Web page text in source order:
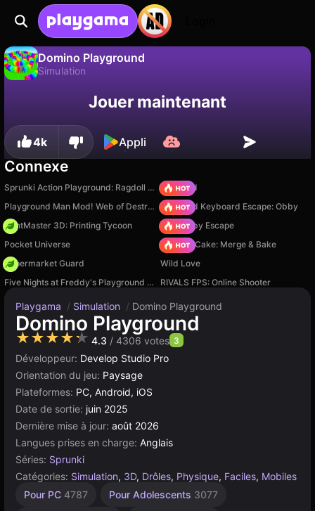
Domino Playground
Simulation
progression !
Non Enregistrer
Jouer maintenant
4k Appli
Connexe
Sprunki Action Playground: Ragdoll Sandbox TB World
Playground Man Mod! Web of Destruction! +1 Speed Keyboard Escape: Obby
PrintMaster 3D: Printing Tycoon
Your Obby Escape
Pocket Universe
Piece of Cake: Merge & Bake
Supermarket Guard
Wild Love
Five Nights at Freddy's Playground Sandbox
RIVALS FPS: Online Shooter
Playgama / Simulation / Domino Playground
Domino Playground
★★★★★ 4.3 / 4306 votes 3
Développeur: Develop Studio Pro
Orientation du jeu: Paysage
Plateformes: PC, Android, iOS
Date de sortie: juin 2025
Dernière mise à jour: août 2026
Langues prises en charge: Anglais
Séries: Sprunki
Catégories: Simulation, 3D, Drôles, Physique, Faciles, Mobiles
Pour PC 4787 Pour Adolescents 3077
Passionnants
Explosion
Roblox
Sans
Gravité
Bureau
Bébé
Bac à
Construction
Haute
Russes
Simples
Pour
Navigateur
Unity